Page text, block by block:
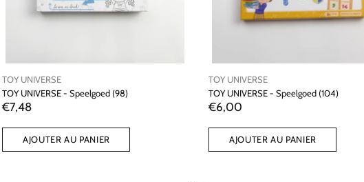
TOY UNIVERSE
TOY UNIVERSE - Speelgoed (98)
€7,48
AJOUTER AU PANIER
TOY UNIVERSE
TOY UNIVERSE - Speelgoed (104)
€6,00
AJOUTER AU PANIER